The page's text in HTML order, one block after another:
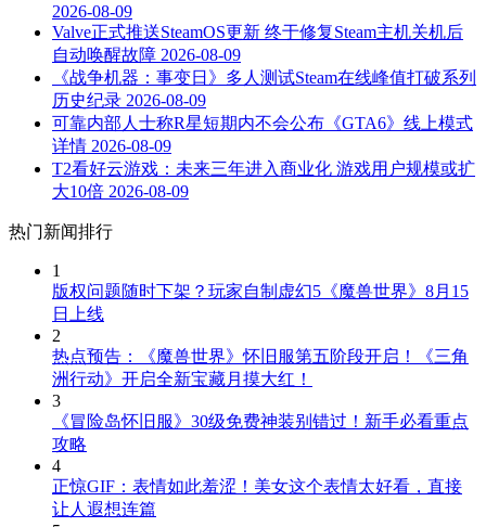
2026-08-09
Valve正式推送SteamOS更新 终于修复Steam主机关机后
自动唤醒故障 2026-08-09
《战争机器：事变日》多人测试Steam在线峰值打破系列
历史纪录 2026-08-09
可靠内部人士称R星短期内不会公布《GTA6》线上模式
详情 2026-08-09
T2看好云游戏：未来三年进入商业化 游戏用户规模或扩
大10倍 2026-08-09
热门新闻排行
1
版权问题随时下架？玩家自制虚幻5《魔兽世界》8月15
日上线
2
热点预告：《魔兽世界》怀旧服第五阶段开启！《三角
洲行动》开启全新宝藏月摸大红！
3
《冒险岛怀旧服》30级免费神装别错过！新手必看重点
攻略
4
正惊GIF：表情如此羞涩！美女这个表情太好看，直接
让人遐想连篇